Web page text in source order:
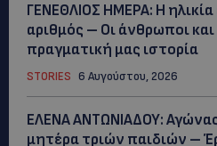
ΓΕΝΕΘΛΙΟΣ ΗΜΕΡΑ: Η ηλικία
αριθμός – Οι άνθρωποι και
πραγματική μας ιστορία
STORIES 6 Αυγούστου, 2026
ΕΛΕΝΑ ΑΝΤΩΝΙΑΔΟΥ:
μητέρα τριών παιδιών –